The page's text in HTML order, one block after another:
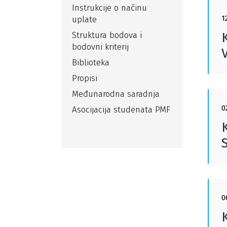
Instrukcije o načinu
uplate
Struktura bodova i
bodovni kriterij
Biblioteka
Propisi
Međunarodna saradnja
Asocijacija studenata PMF